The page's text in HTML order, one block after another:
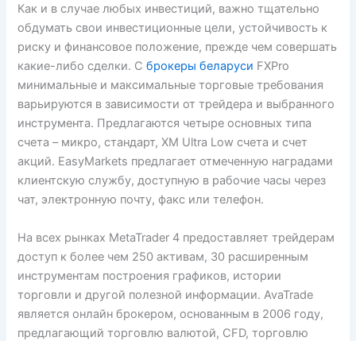
Как и в случае любых инвестиций, важно тщательно
обдумать свои инвестиционные цели, устойчивость к
риску и финансовое положение, прежде чем совершать
какие-либо сделки. Сброкеры беларуси FXPro
минимальные и максимальные торговые требования
варьируются в зависимости от трейдера и выбранного
инструмента. Предлагаются четыре основных типа
счета – микро, стандарт, XM Ultra Low счета и счет
акций. EasyMarkets предлагает отмеченную наградами
клиентскую службу, доступную в рабочие часы через
чат, электронную почту, факс или телефон.
На всех рынках MetaTrader 4 предоставляет трейдерам
доступ к более чем 250 активам, 30 расширенным
инструментам построения графиков, истории
торговли и другой полезной информации. AvaTrade
является онлайн брокером, основанным в 2006 году,
предлагающий торговлю валютой, CFD, торговлю